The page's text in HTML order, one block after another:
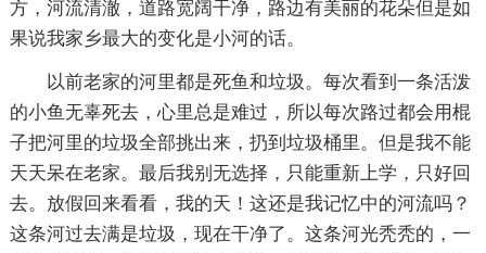
方，河流清澈，道路宽阔干净，路边有美丽的花朵但是如
果说我家乡最大的变化是小河的话。
以前老家的河里都是死鱼和垃圾。每次看到一条活泼
的小鱼无辜死去，心里总是难过，所以每次路过都会用棍
子把河里的垃圾全部挑出来，扔到垃圾桶里。但是我不能
天天呆在老家。最后我别无选择，只能重新上学，只好回
去。放假回来看看，我的天！这还是我记忆中的河流吗？
这条河过去满是垃圾，现在干净了。这条河光秃秃的，一